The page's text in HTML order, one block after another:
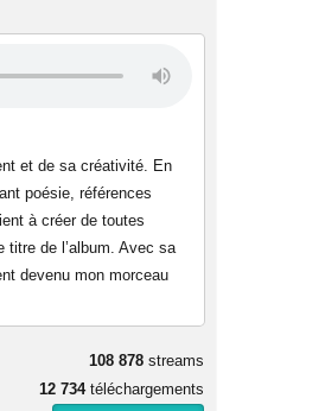
et de sa créativité. En
poésie, références
à créer de toutes
de l’album. Avec sa
devenu mon morceau
108 878 streams
12 734téléchargements